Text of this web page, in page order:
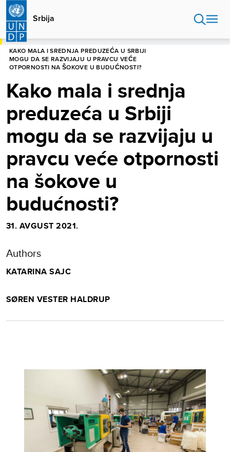
Skip
main
content
Srbija
POČETNA
KAKO MALA I SREDNJA PREDUZEĆA U SRBIJI
MOGU DA SE RAZVIJAJU U PRAVCU VEĆE
OTPORNOSTI NA ŠOKOVE U BUDUĆNOSTI?
Kako mala i srednja
preduzeća u Srbiji
mogu da se razvijaju u
pravcu veće otpornosti
na šokove u
budućnosti?
31. AVGUST 2021.
Authors
KATARINA SAJC
SØREN VESTER HALDRUP